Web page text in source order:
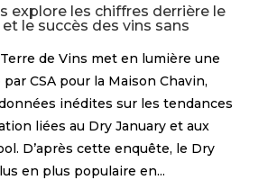
explore les chiffres derrière le
et le succès des vins sans
de Vins met en lumière une
CSA pour la Maison Chavin,
inédites sur les tendances
liées au Dry January et aux
D’après cette enquête, le Dry
en plus populaire en...